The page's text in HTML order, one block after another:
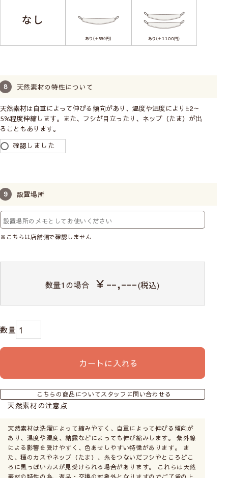
天然素材の特性について
天然素材は自重によって伸びる傾向があり、温度や湿度により±2～
5％程度伸縮します。また、フシが目立ったり、ネップ（たま）が出
ることもあります。
確認しました
設置場所
※こちらは店舗側で確認しません
数量1の場合 ￥--,---(税込)
カートに入れる
こちらの商品についてスタッフに問い合わせる
天然素材の注意点
天然素材は洗濯によって縮みやすく、自重によって伸びる傾向が
あり、温度や湿度、結露などによっても伸び縮みします。 紫外線
による影響を受けやすく、色あせしやすい特徴があります。 ま
た、種のカスやネップ（たま）、糸をつないだフシやところどこ
ろに黒っぽいカスが見受けられる場合があります。 これらは天然